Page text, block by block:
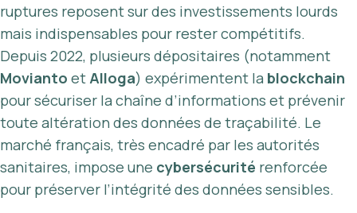
ruptures reposent sur des investissements lourds
mais indispensables pour rester compétitifs.
Depuis 2022, plusieurs dépositaires (notamment
Movianto et Alloga) expérimentent la blockchain
pour sécuriser la chaîne d’informations et prévenir
toute altération des données de traçabilité. Le
marché français, très encadré par les autorités
sanitaires, impose une cybersécurité renforcée
pour préserver l’intégrité des données sensibles.